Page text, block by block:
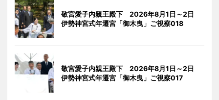
敬宮愛子内親王殿下 2026年8月1日～2日
伊勢神宮式年遷宮「御木曳」ご視察018
敬宮愛子内親王殿下 2026年8月1日～2日
伊勢神宮式年遷宮「御木曳」ご視察017